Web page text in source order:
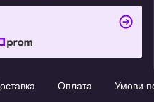
Оплата Умови